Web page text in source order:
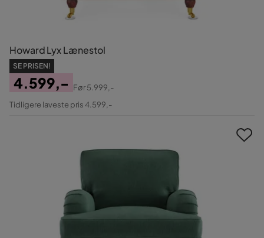
Howard Lyx Lænestol
SE PRISEN!
Pris
4.599,-
Original
Før5.999,-
Tidligere laveste pris 4.599,-